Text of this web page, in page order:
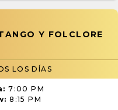
Y FOLCLORE
LOS DÍAS
7:00 PM
8:15 PM